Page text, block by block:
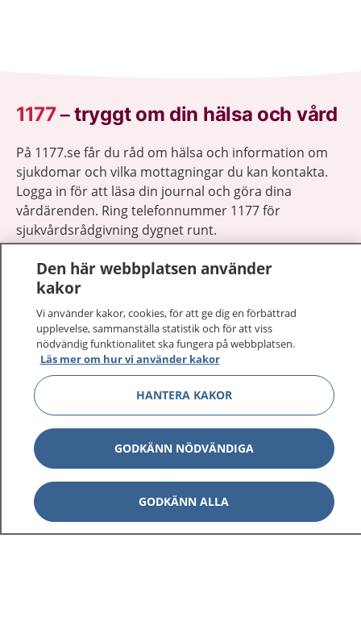
1177–tryggt om din hälsa och vård
På 1177.se får du råd om hälsa och information om
sjukdomar och vilka mottagningar du kan kontakta.
Logga in för att läsa din journal och göra dina
vårdärenden. Ring telefonnummer 1177 för
sjukvårdsrådgivning dygnet runt.
1177 ger dig råd när du vill må bättre.
1177 på flera språk
Om 1177 Visa
Kontakt Visa
Behandling av personuppgifter
Den här webbplatsen använder
kakor
Vi använder kakor, cookies, för att ge dig en förbättrad
upplevelse, sammanställa statistik och för att viss
nödvändig funktionalitet ska fungera på webbplatsen.
Läs mer om hur vi använder kakor
HANTERA KAKOR
GODKÄNN NÖDVÄNDIGA
GODKÄNN ALLA